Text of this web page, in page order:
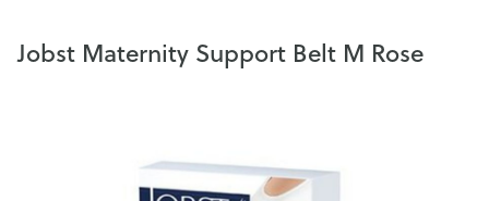
Jobst Maternity Support Belt M Rose